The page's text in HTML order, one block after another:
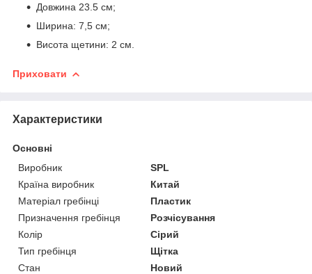
Довжина 23.5 см;
Ширина: 7,5 см;
Висота щетини: 2 см.
Приховати
Характеристики
Основні
Виробник
SPL
Країна виробник
Китай
Матеріал гребінці
Пластик
Призначення гребінця
Розчісування
Колір
Сірий
Тип гребінця
Щітка
Стан
Новий